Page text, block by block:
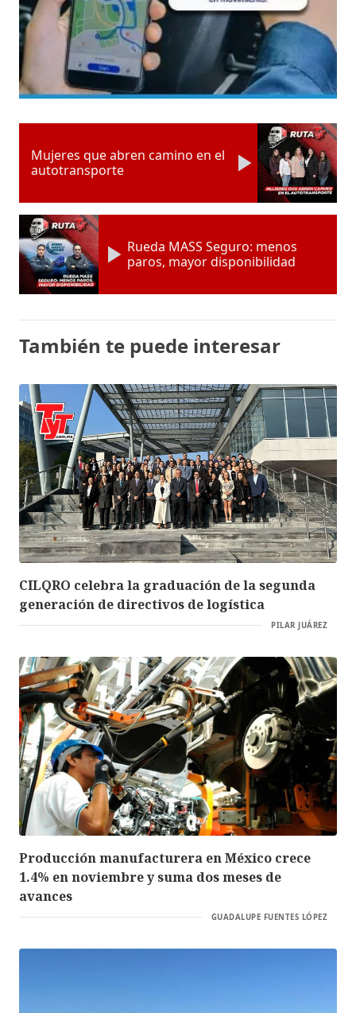
Mujeres que abren camino en el
autotransporte
Rueda MASS Seguro: menos
paros, mayor disponibilidad
También te puede interesar
CILQRO celebra la graduación de la segunda
generación de directivos de logística
PILAR JUÁREZ
Producción manufacturera en México crece
1.4% en noviembre y suma dos meses de
avances
GUADALUPE FUENTES LÓPEZ